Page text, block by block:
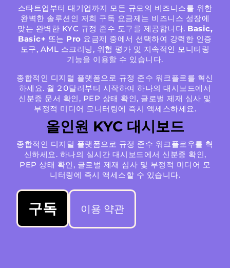
스타트업부터 대기업까지 모든 규모의 비즈니스를 위한
완벽한 솔루션인 저희 구독 요금제는 비즈니스 성장에
맞는 완벽한 KYC 규정 준수 도구를 제공합니다. Basic,
Basic+ 또는 Pro 요금제 중에서 선택하여 강력한 인증
도구, AML 스크리닝, 위험 평가 및 지속적인 모니터링
기능을 이용할 수 있습니다.
종합적인 디지털 플랫폼으로 규정 준수 워크플로를 혁신
하세요. 월 20달러부터 시작하여 하나의 대시보드에서
신분증 문서 확인, PEP 상태 확인, 글로벌 제재 심사 및
부정적 미디어 모니터링에 즉시 액세스하세요.
올인원 KYC 대시보드
종합적인 디지털 플랫폼으로 규정 준수 워크플로우를 혁
신하세요. 하나의 실시간 대시보드에서 신분증 확인,
PEP 상태 확인, 글로벌 제재 심사 및 부정적 미디어 모
니터링에 즉시 액세스할 수 있습니다.
구독 이용 약관